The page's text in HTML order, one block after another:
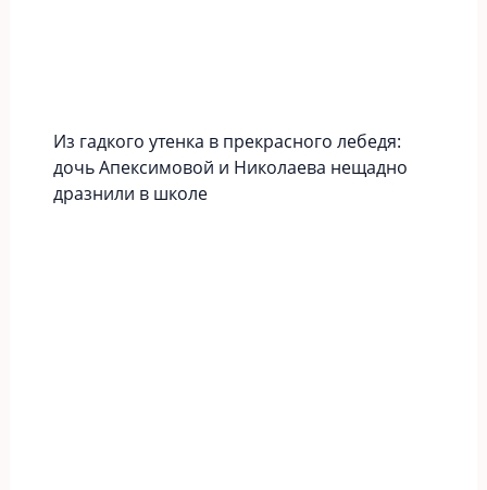
Из гадкого утенка в прекрасного лебедя:
дочь Апексимовой и Николаева нещадно
дразнили в школе